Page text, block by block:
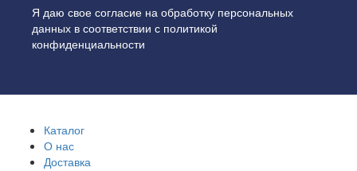
Я даю свое согласие на обработку персональных
данных в соответствии с политикой
конфиденциальности
Каталог
О нас
Доставка